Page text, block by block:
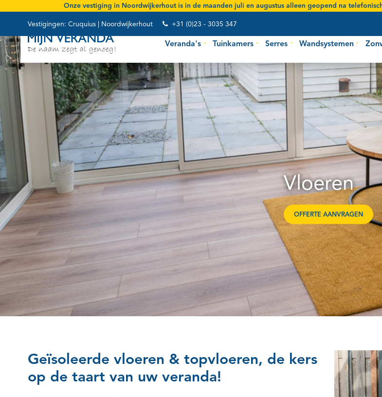
Onze vestiging in Noordwijkerhout is in de maanden juli en augustusalleen geopend na
Vestigingen: Cruquius Noordwijkerhout +31 (0)23 - 3035 347
Veranda's Tuinkamers Serres Wandsystemen
Vloeren
OFFERTE AANVRAGEN
Geïsoleerde vloeren & topvloeren, de kers
op de taart van uw veranda!